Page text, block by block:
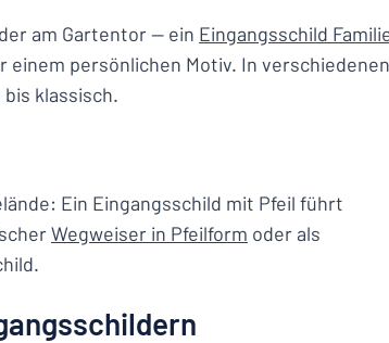
am Gartentor — ein Eingangsschild
einem persönlichen Motiv. In verschiedenen
klassisch.
Ein Eingangsschild mit Pfeil führt
Wegweiser in Pfeilform oder als